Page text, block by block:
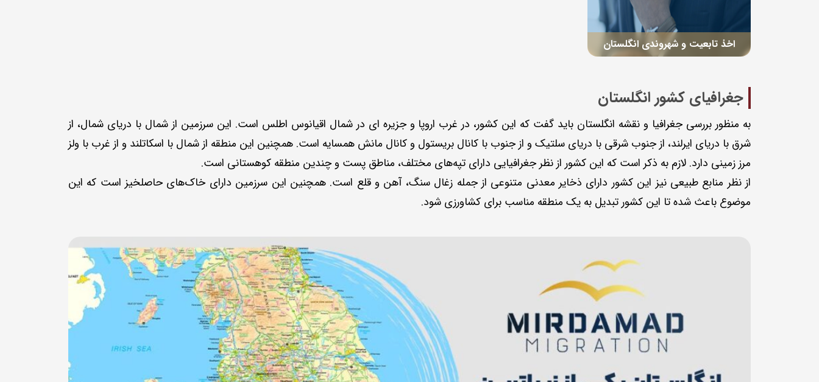
اخذ تابعیت و شهروندی انگلستان
جغرافیای کشور انگلستان
به منظور بررسی جغرافیا و نقشه انگلستان باید گفت که این کشور، در غرب اروپا و جزیره ای در شمال اقیانوس اطلس است. این سرزمین از شمال با دریای شمال، از
شرق با دریای ایرلند، از جنوب شرقی با دریای سلتیک و از جنوب با کانال بریستول و کانال مانش همسایه است. همچنین این منطقه از شمال با اسکاتلند و از غرب با ولز
مرز زمینی دارد. لازم به ذکر است که این کشور از نظر جغرافیایی دارای تپه‌های مختلف، مناطق پست و چندین منطقه کوهستانی است.
از نظر منابع طبیعی نیز این کشور دارای ذخایر معدنی متنوعی از جمله زغال سنگ، آهن و قلع است. همچنین این سرزمین دارای خاک‌های حاصلخیز است که این
موضوع باعث شده تا این کشور تبدیل به یک منطقه مناسب برای کشاورزی شود.